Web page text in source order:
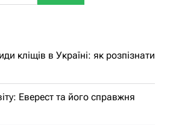
кліщів в Україні: як розпізнати
Еверест та його справжня